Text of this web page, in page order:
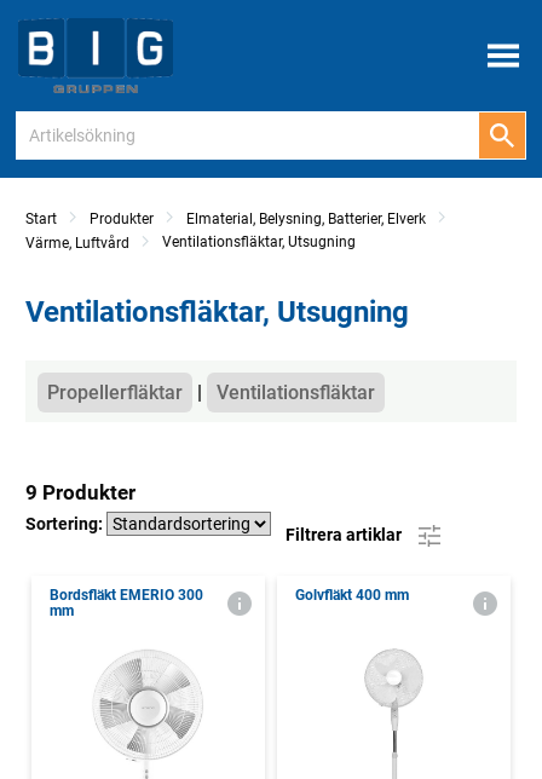
Meny
Start Produkter
Elmaterial, Belysning, Batterier, Elverk
Värme, Luftvård
Ventilationsfläktar, Utsugning
Ventilationsfläktar, Utsugning
Kategorier
Propellerfläktar Ventilationsfläktar
9 Produkter
Sortering:
Filtrera artiklar
Bordsfläkt EMERIO 300
mm
Golvfläkt 400 mm